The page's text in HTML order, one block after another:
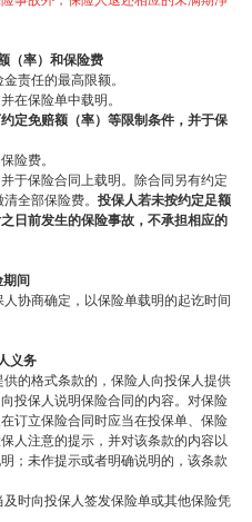
（率）和保险费
责任的最高限额。
在保险单中载明。
定免赔额（率）等限制条件，并于保
险费。
于保险合同上载明。除合同另有约定
全部保险费。 投保人若未按约定足额
日前发生的保险事故，不承担相应的
间
协商确定，以保险单载明的起讫时间
义务
的格式条款的，保险人向投保人提供
投保人说明保险合同的内容。对保险
订立保险合同时应当在投保单、保险
人注意的提示，并对该条款的内容以
；未作提示或者明确说明的，该条款
时向投保人签发保险单或其他保险凭